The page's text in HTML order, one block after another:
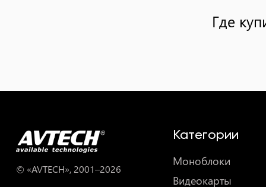
Где
© «AVTECH», 2001–2026
Категории
Моноблоки
Видеокарты